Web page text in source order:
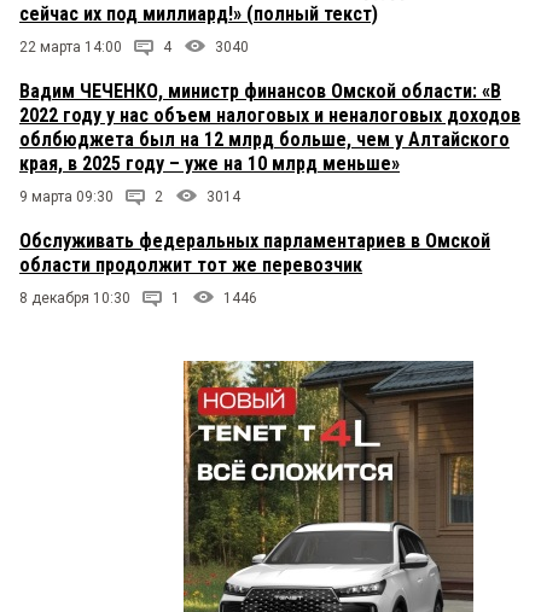
сейчас их под миллиард!» (полный текст)
22 марта 14:00 4 3040
Вадим ЧЕЧЕНКО, министр финансов Омской области: «В
2022 году у нас объем налоговых и неналоговых доходов
облбюджета был на 12 млрд больше, чем у Алтайского
края, в 2025 году – уже на 10 млрд меньше»
9 марта 09:30 2 3014
Обслуживать федеральных парламентариев в Омской
области продолжит тот же перевозчик
8 декабря 10:30 1 1446